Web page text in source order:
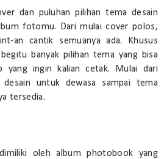
dan puluhan pilihan tema desain
fotomu. Dari mulai cover polos,
an cantik semuanya ada. Khusus
banyak pilihan tema yang bisa
yang ingin kalian cetak. Mulai dari
untuk dewasa sampai tema
tersedia.
oleh album photobook yang